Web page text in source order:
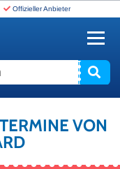
Offizieller Anbieter
VON